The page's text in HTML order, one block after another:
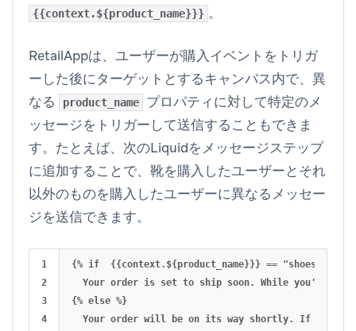
{{context.${product_name}}} 。
RetailAppは、ユーザーが購入イベントをトリガ
ーした後にターゲットとするキャンバス内で、異
なる
product_name
プロパティに対して特定のメ
ッセージをトリガーして送信することもできま
す。たとえば、次のLiquidをメッセージステップ
に追加することで、靴を購入したユーザーとそれ
以外のものを購入したユーザーに異なるメッセー
ジを送信できます。
1
2
3
4
{% if  {{context.${product_name}}} == "shoes" %}
Your order is set to ship soon. While you're
{% else %}
Your order will be on its way shortly. If you